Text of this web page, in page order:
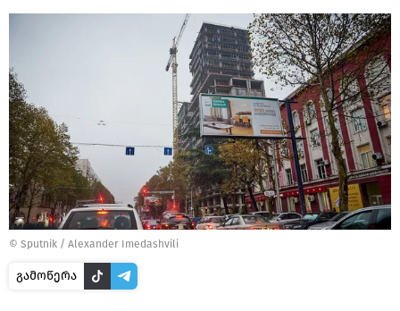
© Sputnik / Alexander Imedashvili
გამოწერა